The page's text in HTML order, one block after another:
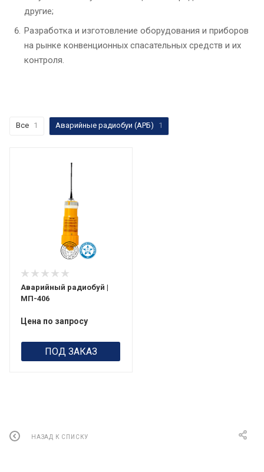
другие;
Разработка и изготовление оборудования и приборов
на рынке конвенционных спасательных средств и их
контроля.
Все 1 Аварийные радиобуи (АРБ) 1
Аварийный радиобуй |
МП-406
Цена по запросу
ПОД ЗАКАЗ
НАЗАД К СПИСКУ